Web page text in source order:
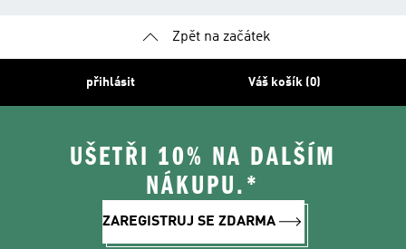
Zpět na začátek
přihlásit Váš košík (0)
UŠETŘI 10% NA DALŠÍM
NÁKUPU.*
ZAREGISTRUJ SE ZDARMA